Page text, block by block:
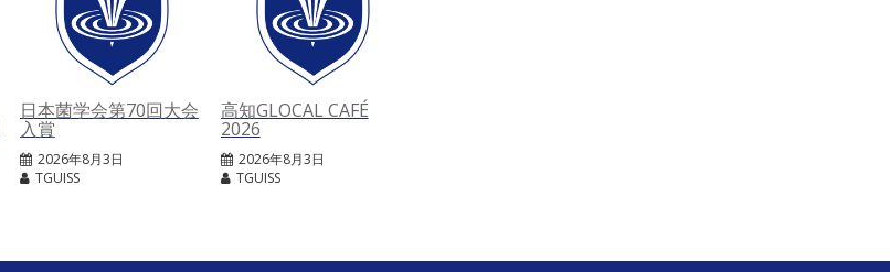
日本菌学会第70回大会
入賞
2026年8月3日
TGUISS
高知GLOCAL CAFÉ
2026
2026年8月3日
TGUISS